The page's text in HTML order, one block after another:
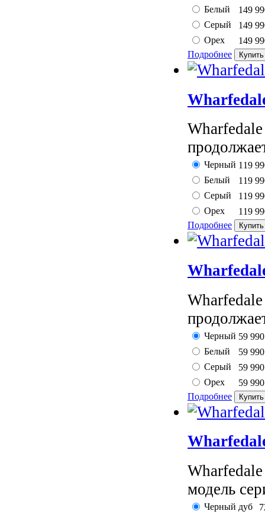
Белый
149
Серый
149
Орех
149
Подробнее
Черный 119
Белый
119
Серый
119
Орех
119
Подробнее
Черный 59
Белый
59
Серый
59
Орех
59
Подробнее
модель
Черный дуб